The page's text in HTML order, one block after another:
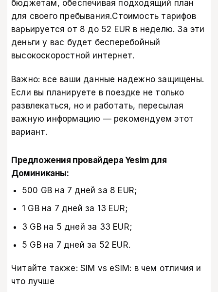
бюджетам, обеспечивая подходящий план
для своего пребывания.Стоимость тарифов
варьируется от 8 до 52 EUR в неделю. За эти
деньги у вас будет бесперебойный
высокоскоростной интернет.
Важно: все ваши данные надежно защищены.
Если вы планируете в поездке не только
развлекаться, но и работать, пересылая
важную информацию — рекомендуем этот
вариант.
Предложения провайдера Yesim для
Доминиканы:
500 GB на 7 дней за 8 EUR;
1 GB на 7 дней за 13 EUR;
3 GB на 5 дней за 33 EUR;
5 GB на 7 дней за 52 EUR.
Читайте также: SIM vs eSIM: в чем отличия и
что лучше